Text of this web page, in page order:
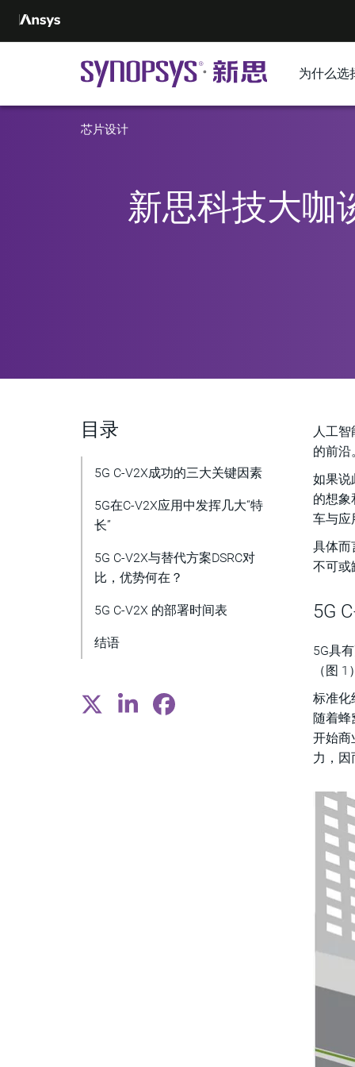
为什么选
芯片设计
新思科技大咖
目录
5G C-V2X成功的三大关键因素
5G在C-V2X应用中发挥几大“特
长”
5G C-V2X与替代方案DSRC对
比，优势何在？
5G C-V2X 的部署时间表
结语
人工
的前沿
如果说
的想象
车与应
具体而
不可或
5G
5G具
（图 1
标准化
随着蜂
开始商
力，因